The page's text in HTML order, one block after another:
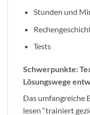
Stunden und
Tests
Schwerpunkte:
Lösungswege
Das umfangreiche
lesen “trainiert